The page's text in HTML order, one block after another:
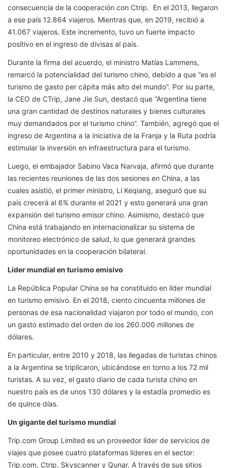
consecuencia de la cooperación con Ctrip. En el 2013, llegaron
a ese país 12.864 viajeros. Mientras que, en 2019, recibió a
41.067 viajeros. Este incremento, tuvo un fuerte impacto
positivo en el ingreso de divisas al país.
Durante la firma del acuerdo, el ministro Matías Lammens,
remarcó la potencialidad del turismo chino, debido a que “es el
turismo de gasto per cápita más alto del mundo”. Por su parte,
la CEO de CTrip, Jane Jie Sun, destacó que “Argentina tiene
una gran cantidad de destinos naturales y bienes culturales
muy demandados por el turismo chino”. También, agregó que el
ingreso de Argentina a la iniciativa de la Franja y la Ruta podría
estimular la inversión en infraestructura para el turismo.
Luego, el embajador Sabino Vaca Narvaja, afirmó que durante
las recientes reuniones de las dos sesiones en China, a las
cuales asistió, el primer ministro, Li Keqiang, aseguró que su
país crecerá al 6% durante el 2021 y esto generará una gran
expansión del turismo emisor chino. Asimismo, destacó que
China está trabajando en internacionalizar su sistema de
monitoreo electrónico de salud, lo que generará grandes
oportunidades en la cooperación bilateral.
Líder mundial en turismo emisivo
La República Popular China se ha constituido en líder mundial
en turismo emisivo. En el 2018, ciento cincuenta millones de
personas de esa nacionalidad viajaron por todo el mundo, con
un gasto estimado del orden de los 260.000 millones de
dólares.
En particular, entre 2010 y 2018, las llegadas de turistas chinos
a la Argentina se triplicaron, ubicándose en torno a los 72 mil
turistas. A su vez, el gasto diario de cada turista chino en
nuestro país es de unos 130 dólares y la estadía promedio es
de quince días.
Un gigante del turismo mundial
Trip.com Group Limited es un proveedor líder de servicios de
viajes que posee cuatro plataformas líderes en el sector:
Trip.com, Ctrip, Skyscanner y Qunar. A través de sus sitios